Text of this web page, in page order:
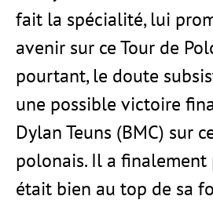
fait la spécialité, lui
avenir sur ce Tour de
pourtant, le doute
une possible victoire
Dylan Teuns (BMC) sur
polonais. Il a finalement
était bien au top de sa